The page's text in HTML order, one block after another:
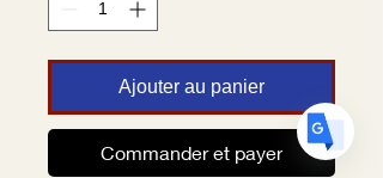
Ajouter au panier
Commander et payer
ESSpanish· Español